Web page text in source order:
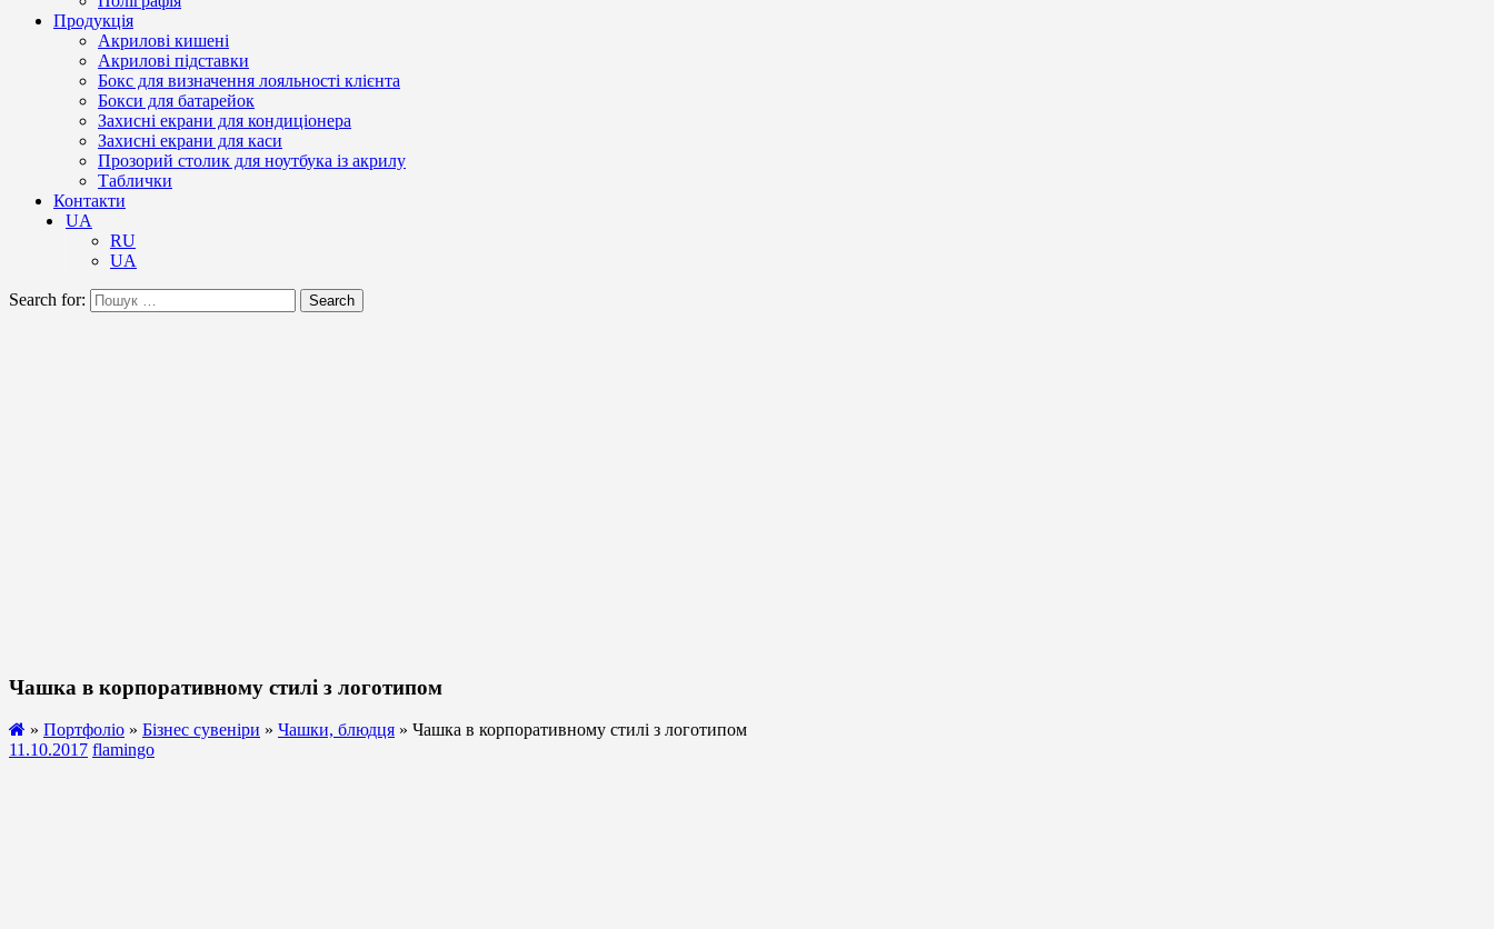
Продукція
Акрилові кишені
Акрилові підставки
Бокс для визначення лояльності клієнта
Бокси для батарейок
Захисні екрани для кондиціонера
Захисні екрани для каси
Прозорий столик для ноутбука із акрилу
Таблички
Контакти
UA
RU
UA
Search for: Search
Чашка в корпоративному стилі з логотипом
» Портфоліо » Бізнес сувеніри » Чашки, блюдця » Чашка в корпоративному стилі з логотипом
11.10.2017 flamingo